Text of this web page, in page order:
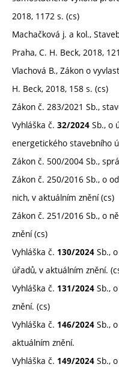
2018, 1172 s. (cs)
Machačková j. a kol.,
Praha, C. H. Beck, 2018,
Vlachová B., Zákon o
H. Beck, 2018, 158 s. (cs)
Zákon č. 283/2021 Sb.,
Vyhláška č. 32/2024 Sb., o
energetického stavebního
Zákon č. 500/2004 Sb.,
Zákon č. 250/2016 Sb., o
nich, v aktuálním znění (cs)
Zákon č. 251/2016 Sb., o
znění (cs)
Vyhláška č. 130/2024 Sb.,
úřadů, v aktuálním znění.
Vyhláška č. 131/2024 Sb.,
znění. (cs)
Vyhláška č. 146/2024 Sb.,
aktuálním znění.
Vyhláška č. 149/2024 Sb.,